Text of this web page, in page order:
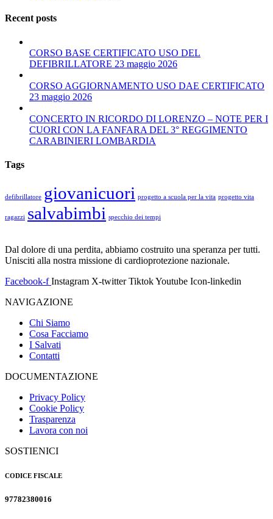
Recent posts
CORSO BASE CERTIFICATO USO DEL
DEFIBRILLATORE 23 maggio 2026
CORSO AGGIORNAMENTO USO DAE CERTIFICATO
23 maggio 2026
CONCERTO IN RICORDO DI LORENZO – NOTE PER I
CUORI CON LA FANFARA DEL 3° REGGIMENTO
CARABINIERI LOMBARDIA
Tags
defibrillatore giovanicuori progetto a scuola per la vita progetto vita
ragazzi salvabimbi specchio dei tempi
Dal dolore di una perdita, abbiamo costruito una speranza per tutti.
Unisciti alla nostra missione di cardioprotezione nazionale.
Facebook-f Instagram X-twitter TiktokYoutube Icon-linkedin
NAVIGAZIONE
Chi Siamo
Cosa Facciamo
I Salvati
Contatti
DOCUMENTAZIONE
Privacy Policy
Cookie Policy
Trasparenza
Lavora con noi
SOSTIENICI
CODICE FISCALE
97782380016